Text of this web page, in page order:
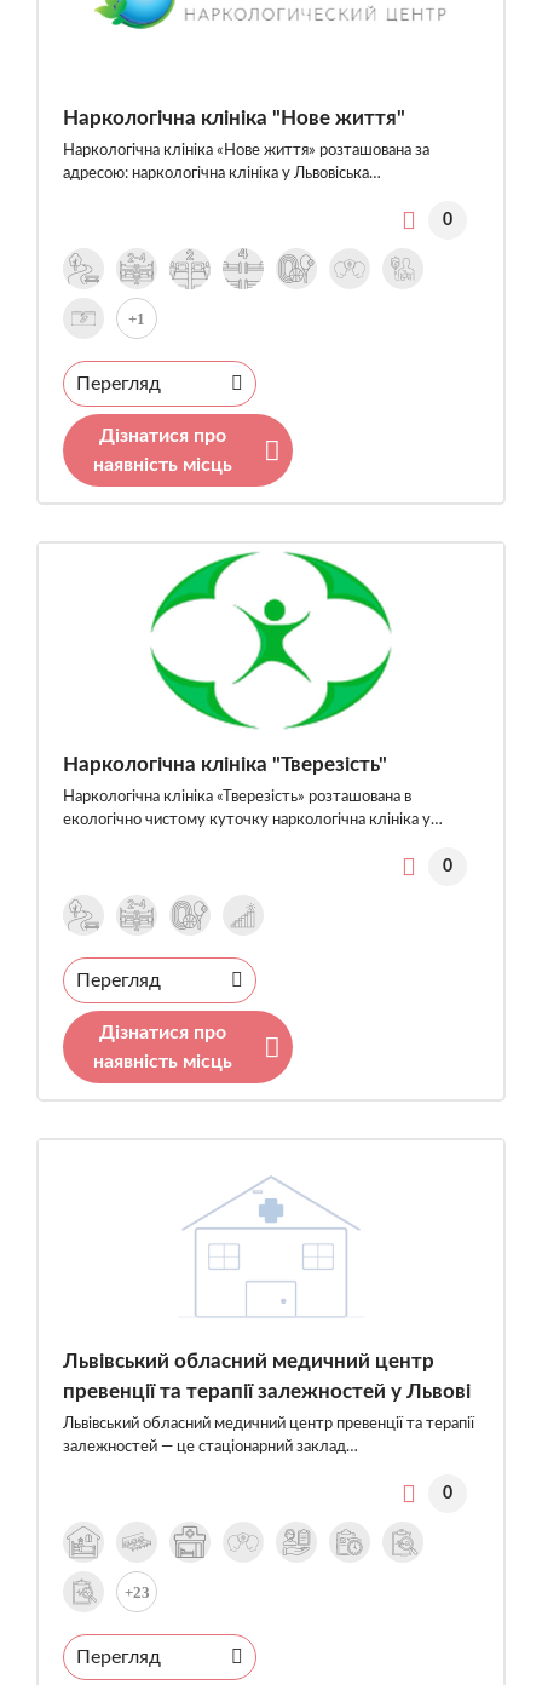
Наркологічна клініка "Нове життя"
Наркологічна клініка «Нове життя» розташована за
адресою: наркологічна клініка у Львовіська…
0
+1
Перегляд
Дізнатися про
наявність місць
Наркологічна клініка "Тверезість"
Наркологічна клініка «Тверезість» розташована в
екологічно чистому куточку наркологічна клініка у…
0
Перегляд
Дізнатися про
наявність місць
Львівський обласний медичний центр
превенції та терапії залежностей у Львові
Львівський обласний медичний центр превенції та терапії
залежностей — це стаціонарний заклад…
0
+23
Перегляд